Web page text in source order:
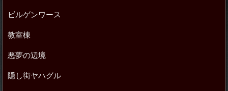
ビルゲンワース
教室棟
悪夢の辺境
隠し街ヤハグル